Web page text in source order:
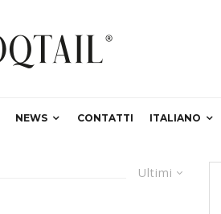
NEWS CONTATTI ITALIANO
Ultimi